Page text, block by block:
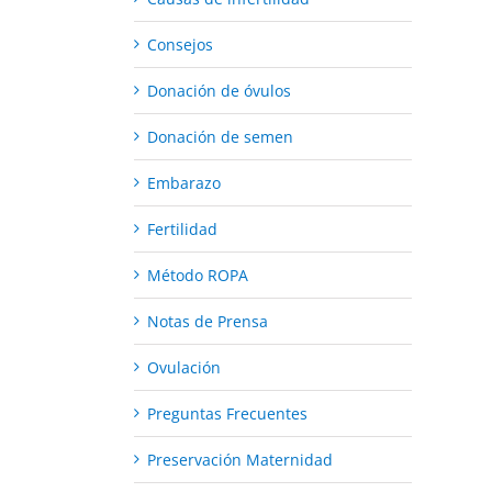
Consejos
Donación de óvulos
Donación de semen
Embarazo
Fertilidad
Método ROPA
Notas de Prensa
Ovulación
Preguntas Frecuentes
Preservación Maternidad